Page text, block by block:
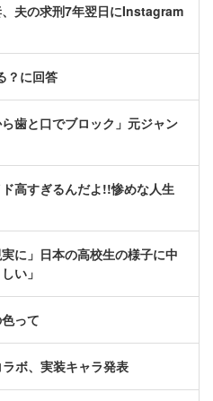
、夫の求刑7年翌日にInstagram
？に回答
歯と口でブロック」元ジャン
高すぎるんだよ!!惨めな人生
に」日本の高校生の様子に中
い」
って
ボ、実装キャラ発表